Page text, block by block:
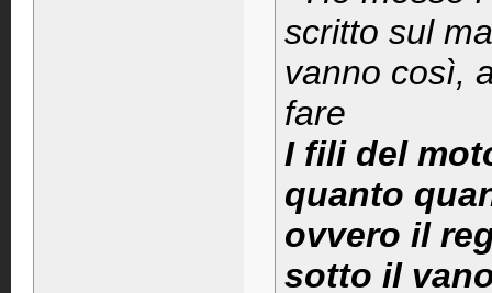
scritto sul
vanno così,
fare
I fili del
quanto
ovvero il
sotto il